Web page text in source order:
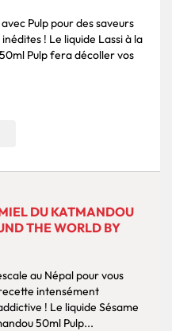
Pulp pour des saveurs
Lassi à la
décoller vos
DU KATMANDOU
THE WORLD BY
au Népal pour vous
intensément
liquide Sésame
50ml Pulp...